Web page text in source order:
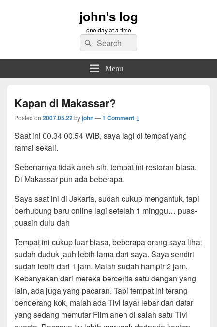
john's log
one day at a time
Search
for:
Search
Menu
Kapan di Makassar?
Posted on 2007.05.22byjohn—1 Comment ↓
Saat ini 00.3400.54 WIB, saya lagi di tempat yang
ramai sekali.
Sebenarnya tidak aneh sih, tempat ini restoran biasa.
Di Makassar pun ada beberapa.
Saya saat ini di Jakarta, sudah cukup mengantuk, tapi
berhubung baru online lagi setelah 1 minggu… puas-
puasin dulu dah
Tempat ini cukup luar biasa, beberapa orang saya lihat
sudah duduk jauh lebih lama dari saya. Saya sendiri
sudah lebih dari 1 jam. Malah sudah hampir 2 jam.
Kebanyakan dari mereka bercerita satu dengan yang
lain, ada juga yang pacaran. Tapi tempat ini terang
benderang kok, malah ada Tivi layar lebar dan datar
yang sedang memutar Film aneh di salah satu Tivi